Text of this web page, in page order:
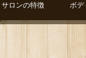
サロンの特徴 ボデ